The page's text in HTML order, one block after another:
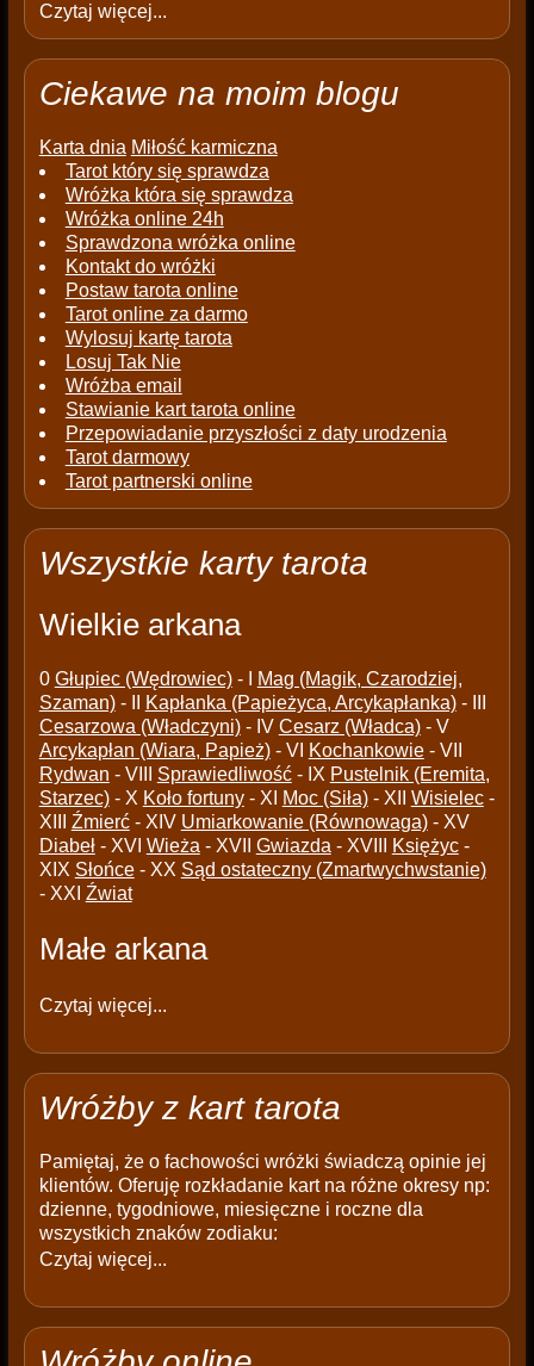
Czytaj więcej...
Ciekawe na moim blogu
Karta dnia Miłość karmiczna
Tarot który się sprawdza
Wróżka która się sprawdza
Wróżka online 24h
Sprawdzona wróżka online
Kontakt do wróżki
Postaw tarota online
Tarot online za darmo
Wylosuj kartę tarota
Losuj Tak Nie
Wróżba email
Stawianie kart tarota online
Przepowiadanie przyszłości z daty urodzenia
Tarot darmowy
Tarot partnerski online
Wszystkie karty tarota
Wielkie arkana
0 Głupiec (Wędrowiec)- I
Mag (Magik, Czarodziej,
Szaman)- II Kapłanka (Papieżyca, Arcykapłanka)- III
Cesarzowa (Władczyni)- IV Cesarz (Władca)- V
Arcykapłan (Wiara, Papież)- VI Kochankowie- VII
Rydwan - VIII Sprawiedliwość- IX Pustelnik (Eremita,
Starzec)- X Koło fortuny- XI Moc (Siła)- XII Wisielec-
XIII Źmierć- XIV Umiarkowanie (Równowaga)- XV
Diabeł- XVI Wieża - XVII Gwiazda - XVIII Księżyc-
XIX Słońce- XX Sąd ostateczny (Zmartwychwstanie)
- XXI Źwiat
Małe arkana
Czytaj więcej...
Wróżby z kart tarota
Pamiętaj, że o fachowości wróżki świadczą opinie jej
klientów. Oferuję rozkładanie kart na różne okresy np:
dzienne, tygodniowe, miesięczne i roczne dla
wszystkich znaków zodiaku:
Czytaj więcej...